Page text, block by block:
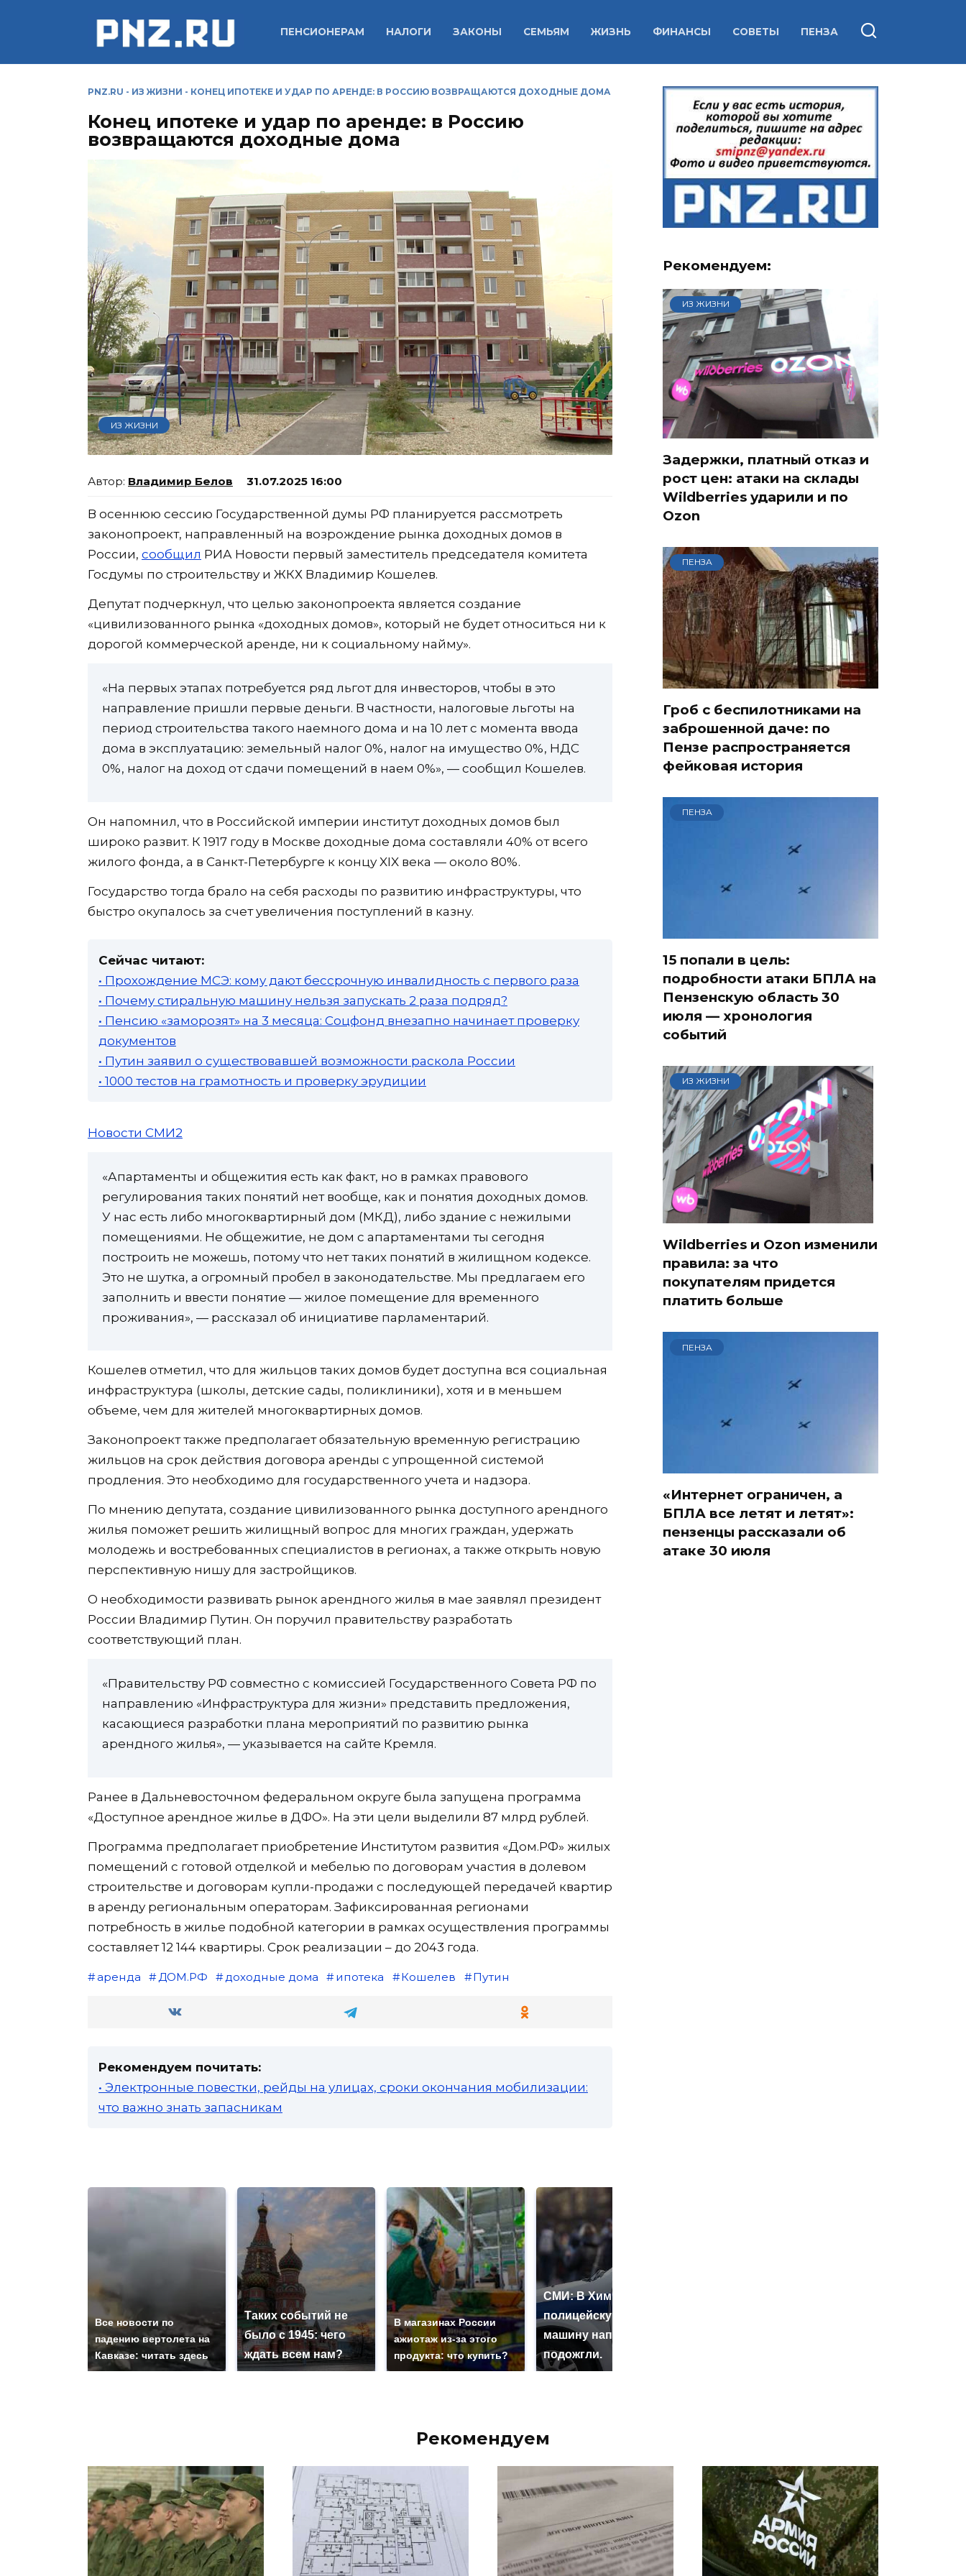
ПЕНСИОНЕРАМ НАЛОГИ ЗАКОНЫ СЕМЬЯМ ЖИЗНЬ ФИНАНСЫ СОВЕТЫ ПЕНЗА
PNZ.RU - ИЗ ЖИЗНИ - КОНЕЦ ИПОТЕКЕ И УДАР ПО АРЕНДЕ: В РОССИЮ ВОЗВРАЩАЮТСЯ ДОХОДНЫЕ ДОМА
Конец ипотеке и удар по аренде: в Россию
возвращаются доходные дома
ИЗ ЖИЗНИ
Владимир Белов 31.07.2025 16:00
В осеннюю сессию Государственной думы РФ планируется рассмотреть
законопроект, направленный на возрождение рынка доходных домов в
России, сообщил РИА Новости первый заместитель председателя комитета
Госдумы по строительству и ЖКХ Владимир Кошелев.
Депутат подчеркнул, что целью законопроекта является создание
«цивилизованного рынка «доходных домов», который не будет относиться ни к
дорогой коммерческой аренде, ни к социальному найму».
«На первых этапах потребуется ряд льгот для инвесторов, чтобы в это
направление пришли первые деньги. В частности, налоговые льготы на
период строительства такого наемного дома и на 10 лет с момента ввода
дома в эксплуатацию: земельный налог 0%, налог на имущество 0%, НДС
0%, налог на доход от сдачи помещений в наем 0%», — сообщил Кошелев.
Он напомнил, что в Российской империи институт доходных домов был
широко развит. К 1917 году в Москве доходные дома составляли 40% от всего
жилого фонда, а в Санкт-Петербурге к концу XIX века — около 80%.
Государство тогда брало на себя расходы по развитию инфраструктуры, что
быстро окупалось за счет увеличения поступлений в казну.
Сейчас читают:
• Прохождение МСЭ: кому дают бессрочную инвалидность с первого раза
• Почему стиральную машину нельзя запускать 2 раза подряд?
• Пенсию «заморозят» на 3 месяца: Соцфонд внезапно начинает проверку
документов
• Путин заявил о существовавшей возможности раскола России
• 1000 тестов на грамотность и проверку эрудиции
Новости СМИ2
«Апартаменты и общежития есть как факт, но в рамках правового
регулирования таких понятий нет вообще, как и понятия доходных домов.
У нас есть либо многоквартирный дом (МКД), либо здание с нежилыми
помещениями. Не общежитие, не дом с апартаментами ты сегодня
построить не можешь, потому что нет таких понятий в жилищном кодексе.
Это не шутка, а огромный пробел в законодательстве. Мы предлагаем его
заполнить и ввести понятие — жилое помещение для временного
проживания», — рассказал об инициативе парламентарий.
Кошелев отметил, что для жильцов таких домов будет доступна вся социальная
инфраструктура (школы, детские сады, поликлиники), хотя и в меньшем
объеме, чем для жителей многоквартирных домов.
Законопроект также предполагает обязательную временную регистрацию
жильцов на срок действия договора аренды с упрощенной системой
продления. Это необходимо для государственного учета и надзора.
По мнению депутата, создание цивилизованного рынка доступного арендного
жилья поможет решить жилищный вопрос для многих граждан, удержать
молодежь и востребованных специалистов в регионах, а также открыть новую
перспективную нишу для застройщиков.
О необходимости развивать рынок арендного жилья в мае заявлял президент
России Владимир Путин. Он поручил правительству разработать
соответствующий план.
«Правительству РФ совместно с комиссией Государственного Совета РФ по
направлению «Инфраструктура для жизни» представить предложения,
касающиеся разработки плана мероприятий по развитию рынка
арендного жилья», — указывается на сайте Кремля.
Ранее в Дальневосточном федеральном округе была запущена программа
«Доступное арендное жилье в ДФО». На эти цели выделили 87 млрд рублей.
Программа предполагает приобретение Институтом развития «Дом.РФ» жилых
помещений с готовой отделкой и мебелью по договорам участия в долевом
строительстве и договорам купли-продажи с последующей передачей квартир
в аренду региональным операторам. Зафиксированная регионами
потребность в жилье подобной категории в рамках осуществления программы
составляет 12 144 квартиры. Срок реализации – до 2043 года.
аренда ДОМ.РФ доходные дома ипотека Кошелев Путин
Рекомендуем почитать:
• Электронные повестки, рейды на улицах, сроки окончания мобилизации:
что важно знать запасникам
Все новости по
падению вертолета на
Кавказе: читать здесь
Таких событий не
было с 1945: чего
ждать всем нам?
В магазинах России
ажиотаж из-за этого
продукта: что купить?
СМИ: В Химках на
полицейскую
машину напали и
подожгли.
Рекомендуем:
ИЗ ЖИЗНИ
Задержки, платный отказ и
рост цен: атаки на склады
Wildberries ударили и по
Ozon
ПЕНЗА
Гроб с беспилотниками на
заброшенной даче: по
Пензе распространяется
фейковая история
ПЕНЗА
15 попали в цель:
подробности атаки БПЛА на
Пензенскую область 30
июля — хронология
событий
ИЗ ЖИЗНИ
Wildberries и Ozon изменили
правила: за что
покупателям придется
платить больше
ПЕНЗА
«Интернет ограничен, а
БПЛА все летят и летят»:
пензенцы рассказали об
атаке 30 июля
Рекомендуем